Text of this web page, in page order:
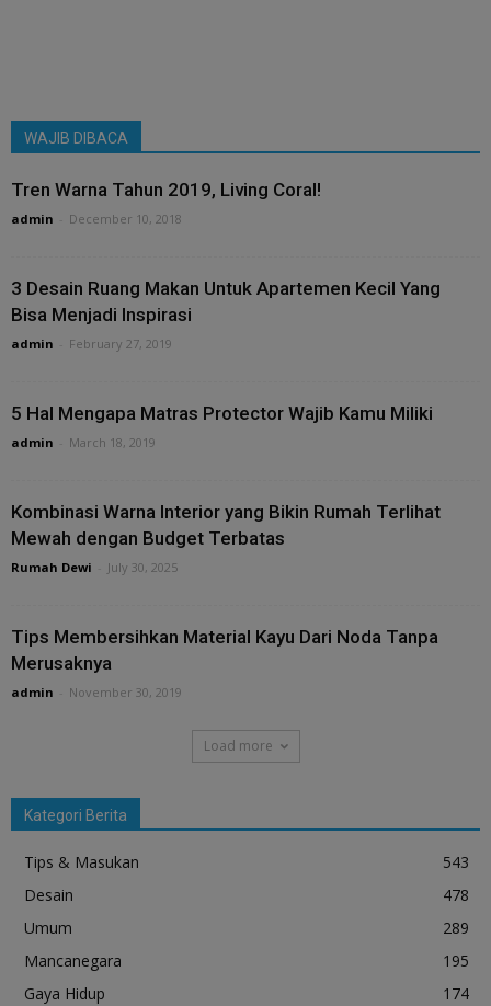
WAJIB DIBACA
Tren Warna Tahun 2019, Living Coral!
admin December 10, 2018
3 Desain Ruang Makan Untuk Apartemen Kecil Yang
Bisa Menjadi Inspirasi
admin February 27, 2019
5 Hal Mengapa Matras Protector Wajib Kamu Miliki
admin March 18, 2019
Kombinasi Warna Interior yang Bikin Rumah Terlihat
Mewah dengan Budget Terbatas
Rumah Dewi July 30, 2025
Tips Membersihkan Material Kayu Dari Noda Tanpa
Merusaknya
admin November 30, 2019
Load more
Kategori Berita
Tips & Masukan
543
Desain
478
Umum
289
Mancanegara
195
Gaya Hidup
174